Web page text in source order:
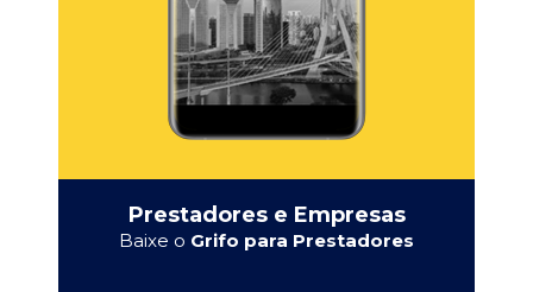
Prestadores e Empresas
Baixe o Grifo para Prestadores